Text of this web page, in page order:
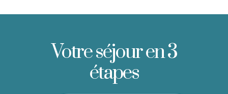
Votre séjour en 3
étapes